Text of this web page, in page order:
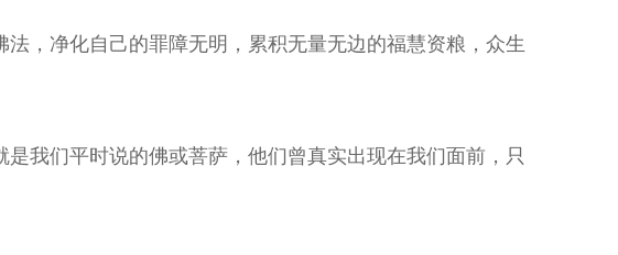
，净化自己的罪障无明，累积无量无边的福慧资粮，众生
我们平时说的佛或菩萨，他们曾真实出现在我们面前，只